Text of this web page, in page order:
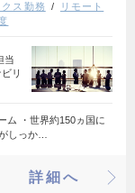
クス勤務
リモート
当
リ
ム ・世界約150ヵ国に
しっか…
詳細へ